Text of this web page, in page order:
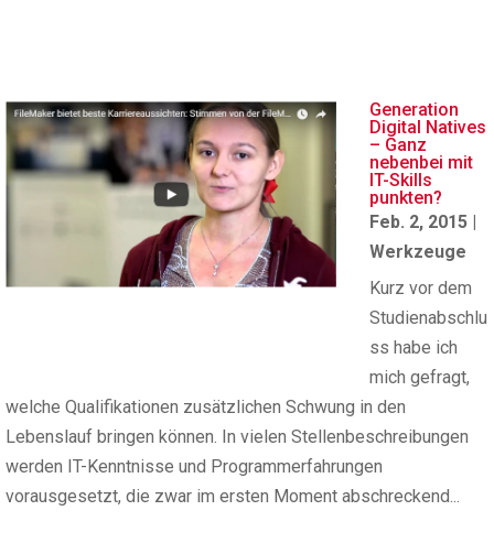
Generation
Digital Natives
– Ganz
nebenbei mit
IT-Skills
punkten?
Feb. 2, 2015 |
Werkzeuge
Kurz vor dem
Studienabschlu
ss habe ich
mich gefragt,
welche Qualifikationen zusätzlichen Schwung in den
Lebenslauf bringen können. In vielen Stellenbeschreibungen
werden IT-Kenntnisse und Programmerfahrungen
vorausgesetzt, die zwar im ersten Moment abschreckend...